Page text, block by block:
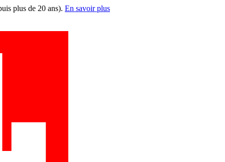
plus de 20 ans). En savoir plus